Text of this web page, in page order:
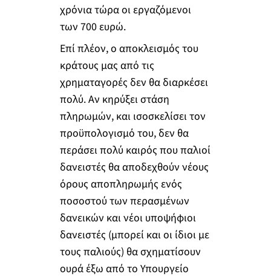
χρόνια τώρα οι εργαζόμενοι
των 700 ευρώ.
Επί πλέον, ο αποκλεισμός του
κράτους μας από τις
χρηματαγορές δεν θα διαρκέσει
πολύ. Αν κηρύξει στάση
πληρωμών, και ισοσκελίσει τον
προϋπολογισμό του, δεν θα
περάσει πολύ καιρός που παλιοί
δανειστές θα αποδεχθούν νέους
όρους αποπληρωμής ενός
ποσοστού των περασμένων
δανεικών και νέοι υποψήφιοι
δανειστές (μπορεί και οι ίδιοι με
τους παλιούς) θα σχηματίσουν
ουρά έξω από το Υπουργείο